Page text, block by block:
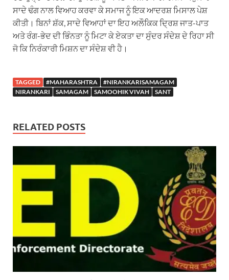
ਸਾਦੇ ਢੰਗ ਨਾਲ ਵਿਆਹ ਕਰਵਾ ਕੇ ਸਮਾਜ ਨੂੰ ਇਕ ਆਦਰਸ਼ ਮਿਸਾਲ ਪੇਸ਼
ਕੀਤੀ। ਬਿਨਾਂ ਸ਼ੱਕ, ਸਾਦੇ ਵਿਆਹਾਂ ਦਾ ਇਹ ਅਲੌਕਿਕ ਦ੍ਰਿਸ਼ ਜਾਤ-ਪਾਤ
ਅਤੇ ਰੰਗ-ਭੇਦ ਦੀ ਭਿੰਨਤਾ ਨੂੰ ਮਿਟਾ ਕੇ ਏਕਤਾ ਦਾ ਸੁੰਦਰ ਸੰਦੇਸ਼ ਦੇ ਰਿਹਾ ਸੀ
ਜੋ ਕਿ ਨਿਰੰਕਾਰੀ ਮਿਸ਼ਨ ਦਾ ਸੰਦੇਸ਼ ਵੀ ਹੈ।
TAGGED #MAHARASHTRA
#NIRANKARISAMAGAM
NIRANKARI
SAMAGAM SAMOOHIK VIVAH SANT
RELATED POSTS